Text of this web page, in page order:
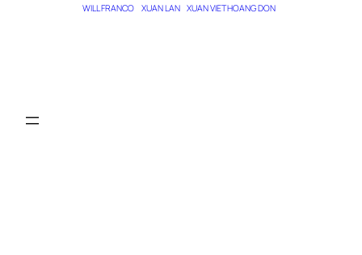
WILL FRANCO
XUAN LAN XUAN VIET HOANG DON